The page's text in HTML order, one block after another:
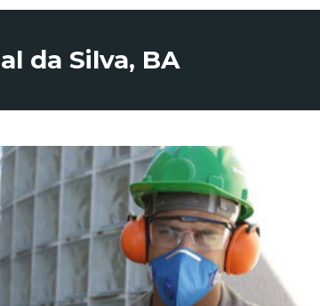
da Silva, BA